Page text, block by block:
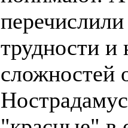
трудности и
сложностей